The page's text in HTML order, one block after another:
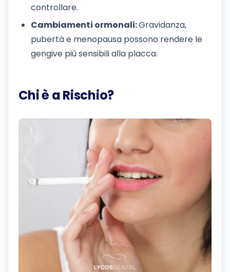
controllare.
Cambiamenti ormonali:Gravidanza,
pubertà e menopausa possono rendere le
gengive più sensibili alla placca.
Chi è a Rischio?